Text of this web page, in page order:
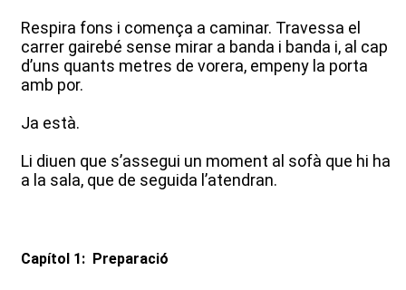
Respira fons i comença a caminar. Travessa el
carrer gairebé sense mirar a banda i banda i, al cap
d’uns quants metres de vorera, empeny la porta
amb por.
Ja està.
Li diuen que s’assegui un moment al sofà que hi ha
a la sala, que de seguida l’atendran.
Capítol 1: Preparació